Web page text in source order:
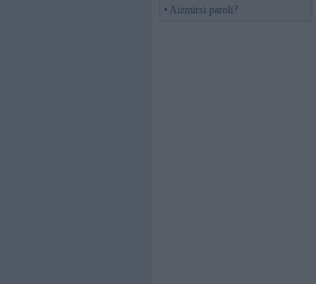
• Aizmirsi paroli?